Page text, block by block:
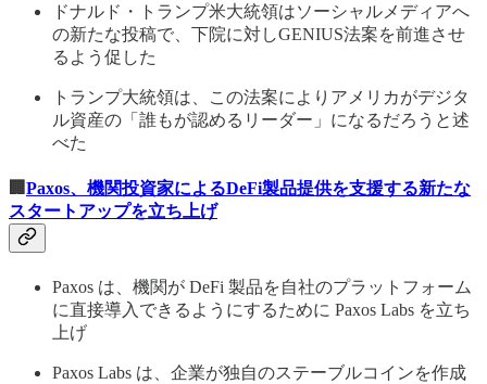
ドナルド・トランプ米大統領はソーシャルメディアへ
の新たな投稿で、下院に対しGENIUS法案を前進させ
るよう促した
トランプ大統領は、この法案によりアメリカがデジタ
ル資産の「誰もが認めるリーダー」になるだろうと述
べた
Paxos、機関投資家によるDeFi製品提供を支援する新たな
スタートアップを立ち上げ
Paxos は、機関が DeFi 製品を自社のプラットフォーム
に直接導入できるようにするために Paxos Labs を立ち
上げ
Paxos Labs は、企業が独自のステーブルコインを作成